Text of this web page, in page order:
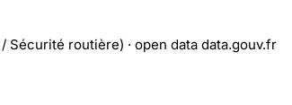
Sécurité routière) · open data data.gouv.fr